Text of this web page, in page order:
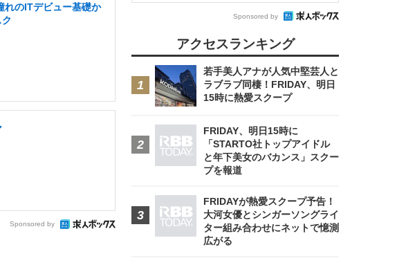
れのITデビュー基礎か
Sponsored by
Sponsored by
アクセスランキング
若手美人アナが人気中堅芸人と
ラブラブ同棲！FRIDAY、明日
15時に熱愛スクープ
FRIDAY、明日15時に
「STARTO社トップアイドル
と年下美女のバカンス」スクー
プを報道
FRIDAYが熱愛スクープ予告！
大河女優とシンガーソングライ
ター組み合わせにネットで憶測
広がる